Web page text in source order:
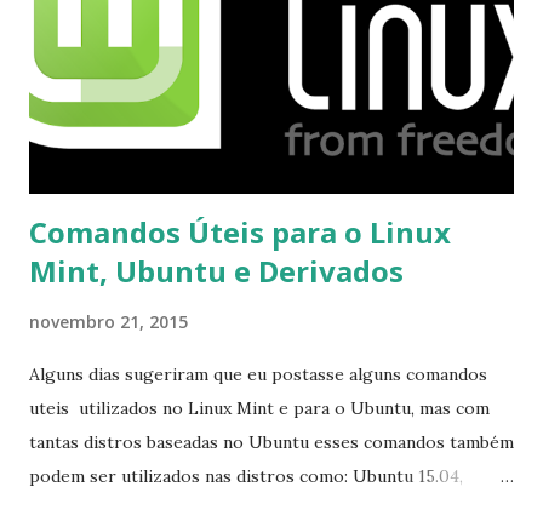
Comandos Úteis para o Linux
Mint, Ubuntu e Derivados
novembro 21, 2015
Alguns dias sugeriram que eu postasse alguns comandos
uteis utilizados no Linux Mint e para o Ubuntu, mas com
tantas distros baseadas no Ubuntu esses comandos também
podem ser utilizados nas distros como: Ubuntu 15.04,